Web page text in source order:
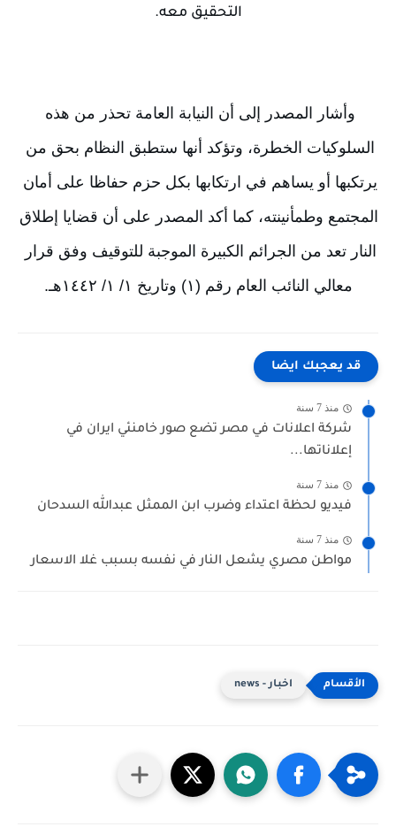
التحقيق معه.
معالي النائب العام رقم (١) وتاريخ ١/ ١/ ١٤٤٢هـ.
الفيدي
قد يعجبك ايضا
منذ 7 سنة
شركة اعلانات في مصر تضع صور خامنئي ايران في
إعلاناتها...
منذ 7 سنة
فيديو لحظة اعتداء وضرب ابن الممثل عبدالله السدحان
منذ 7 سنة
مواطن مصري يشعل النار في نفسه بسبب غلا الاسعار
اخبار - news